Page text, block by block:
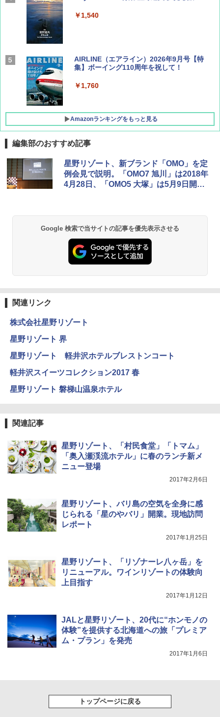
￥1,540
AIRLINE（エアライン）2026年9月号【特
集】ボーイング110周年を祝して！
￥1,760
Amazonランキングをもっと見る
D40 地球の歩き方 チェンマイ タイ北部の魅
力的な町 2026～2027 地球の歩き方D アジア
￥2,079
￥2,695
球の歩き方A ヨーロッパ
￥2,479
￥2,277
[キャンパーズコレクション 山善] ポップアッ
プテント 傘みたいに広げて畳める パッとサ
ッとサンシェード キューブ フルクローズ メ
ッシュ 簡単設置 ワンタッチテント キャンプ
PYKES PEAK (パイクスピーク) 着替えテン
ト プライバシー テント 【中が透けない】 1
人用 折りたたみ 防災グッズ 災害用トイレ ビ
ーチ ピクニック ポップアップテント 携帯 簡
ENDLESS BASE 《めざましテレビで紹介》
テント ワンタッチ RENEW 幅200 2-3人用 43
￥5,999
広げるだけ パッとサッとテント ブラックコ
[キャンパーズコレクション 山善] 傘みたいに
広げるだけ パッとサッとテント キューブワ
イド ブラックコーティング フルクローズ メ
￥-
GRANDOOR ステンレス保冷剤 2個セット 2
026リニューアル 急速冷凍 空間倍増 衛生的
コンパクト 保冷力長持ち
-08EX カーキ ソロキャンプ ポリエステル フ
レーム ドーム型 テント
￥14,800
￥6,459
ポインターライト 強力 小型 緑色/赤色/青紫色
可能 安全ロック付き 高安全性 金属製耐久 コ
ア/オフィス/教育現場/展示会用 緑
【日本企業販売】超強力クマ対策スプレー 30
0ml（連続噴射30秒）110ml（連続噴射15
秒）射程5～10m 安全ロック搭載 携帯収納袋
付き ヒグマ・イノシシ対策 自治体・教育機
関の購入実績 登山・キャンプ・アウトドア・
￥3,680
編集部のおすすめ記事
星野リゾート、新ブランド「OMO」を定
例会見で説明。「OMO7 旭川」は2018年
4月28日、「OMO5 大塚」は5月9日開業
Google 検索で当サイトの記事を優先表示させる
関連リンク
株式会社星野リゾート
星野リゾート 界
星野リゾート 軽井沢ホテルブレストンコート
軽井沢スイーツコレクション2017 春
星野リゾート 磐梯山温泉ホテル
関連記事
星野リゾート、「村民食堂」「トマム」
「奥入瀬渓流ホテル」に春のランチ新メ
ニュー登場
2017年2月6日
星野リゾート、バリ島の空気を全身に感
じられる「星のやバリ」開業。現地訪問
レポート
2017年1月25日
星野リゾート、「リゾナーレ八ヶ岳」を
リニューアル。ワインリゾートの体験向
上目指す
2017年1月12日
JALと星野リゾート、20代に“ホンモノの
体験”を提供する北海道への旅「プレミア
ム・プラン」を発売
2017年1月6日
トップページに戻る